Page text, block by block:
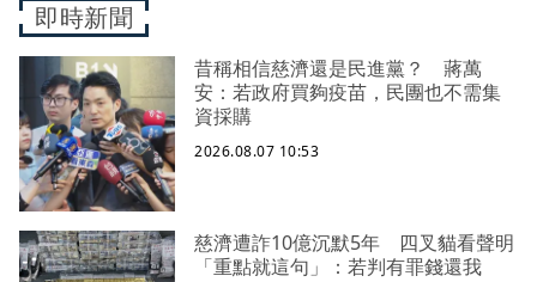
即時新聞
昔稱相信慈濟還是民進黨？ 蔣萬
安：若政府買夠疫苗，民團也不需集
資採購
2026.08.07 10:53
慈濟遭詐10億沉默5年 四叉貓看聲明
「重點就這句」：若判有罪錢還我